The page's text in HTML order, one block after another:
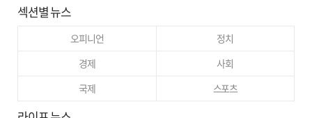
섹션별 뉴스
오피니언
정치
경제
사회
국제
스포츠